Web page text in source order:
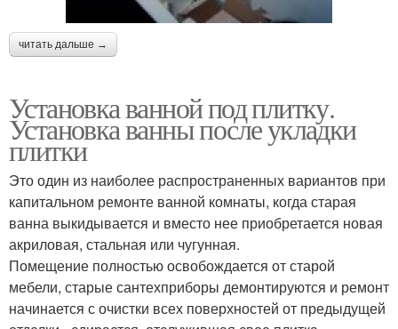
читать дальше →
Установка ванной под плитку.
Установка ванны после укладки
плитки
Это один из наиболее распространенных вариантов при
капитальном ремонте ванной комнаты, когда старая
ванна выкидывается и вместо нее приобретается новая
акриловая, стальная или чугунная.
Помещение полностью освобождается от старой
мебели, старые сантехприборы демонтируются и ремонт
начинается с очистки всех поверхностей от предыдущей